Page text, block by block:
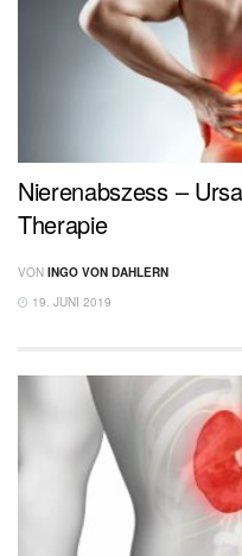
Nierenabszess –
Therapie
VON INGO VON DAHLERN
19. JUNI 2019